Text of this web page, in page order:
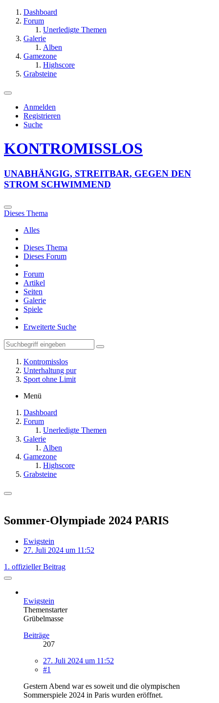
Dashboard
Forum
Unerledigte Themen
Galerie
Alben
Gamezone
Highscore
Grabsteine
Anmelden
Registrieren
Suche
KONTROMISSLOS
UNABHÄNGIG, STREITBAR, GEGEN DEN
STROM SCHWIMMEND
Dieses Thema
Alles
Dieses Thema
Dieses Forum
Forum
Artikel
Seiten
Galerie
Spiele
Erweiterte Suche
Kontromisslos
Unterhaltung pur
Sport ohne Limit
Menü
Dashboard
Forum
Unerledigte Themen
Galerie
Alben
Gamezone
Highscore
Grabsteine
Sommer-Olympiade 2024 PARIS
Ewigstein
27. Juli 2024 um 11:52
1. offizieller Beitrag
Ewigstein
Themenstarter
Grübelmasse
Beiträge
207
27. Juli 2024 um 11:52
#1
Gestern Abend war es soweit und die olympischen
Sommerspiele 2024 in Paris wurden eröffnet.